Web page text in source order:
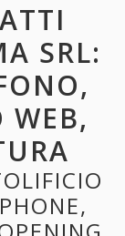
SRL:
WEB,